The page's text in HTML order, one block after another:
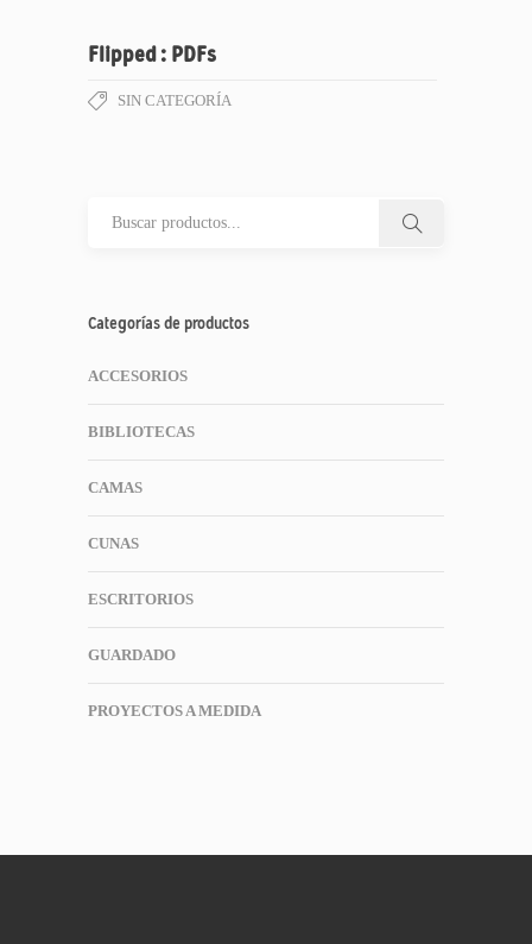
Flipped : PDFs
SIN CATEGORÍA
Categorías de productos
ACCESORIOS
BIBLIOTECAS
CAMAS
CUNAS
ESCRITORIOS
GUARDADO
PROYECTOS A MEDIDA